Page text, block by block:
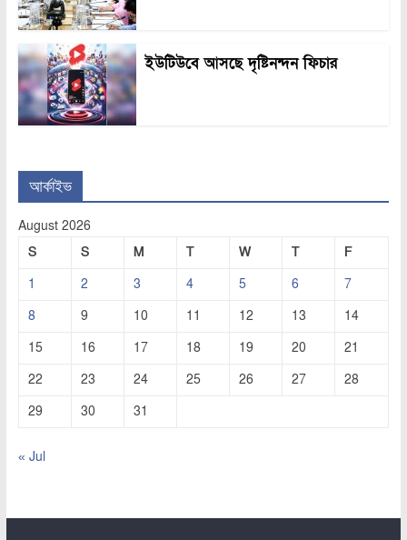
ইউটিউবে আসছে দৃষ্টিনন্দন ফিচার
আর্কাইভ
August 2026
S
S M T W T
F
1
2 3 4 5 6
7
8
9 10 11 12 13
14
15
16 17 18 19 20
21
22
23 24 25 26 27
28
29
30 31
« Jul